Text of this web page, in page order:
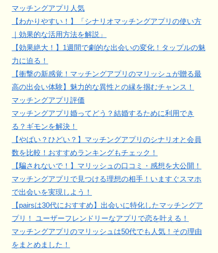
マッチングアプリ人気
【わかりやすい！】「シナリオマッチングアプリの使い方
｜効果的な活用方法を解説」
【効果絶大！】1週間で劇的な出会いの変化！タップルの魅
力に迫る！
【衝撃の新感覚！マッチングアプリのマリッシュが贈る最
高の出会い体験】魅力的な異性との縁を掴むチャンス！
マッチングアプリ評価
マッチングアプリ婚ってどう？結婚するために利用でき
る？ギモンを解決！
【やばい？ひどい？】マッチングアプリのシナリオと会員
数を比較！おすすめランキングもチェック！
【騙されないで！】マリッシュの口コミ・感想を大公開！
マッチングアプリで見つける理想の相手！いますぐスマホ
で出会いを実現しよう！
【pairsは30代におすすめ】出会いに特化したマッチングア
プリ！ ユーザーフレンドリーなアプリで恋を叶える！
マッチングアプリのマリッシュは50代でも人気！その理由
をまとめました！